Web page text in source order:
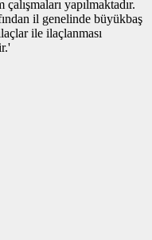
yapılmaktadır.
il genelinde büyükbaş
ile ilaçlanması